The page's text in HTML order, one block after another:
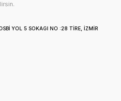
YOL 5 SOKAGI NO :28 TİRE, İZMİR